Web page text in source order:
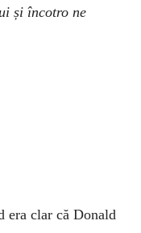
și încotro ne
era clar că Donald